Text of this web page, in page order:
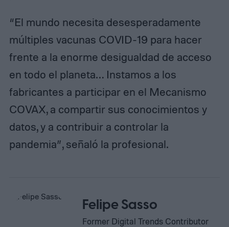
“El mundo necesita desesperadamente
múltiples vacunas COVID-19 para hacer
frente a la enorme desigualdad de acceso
en todo el planeta… Instamos a los
fabricantes a participar en el Mecanismo
COVAX, a compartir sus conocimientos y
datos, y a contribuir a controlar la
pandemia”, señaló la profesional.
Felipe Sasso
Former Digital Trends Contributor